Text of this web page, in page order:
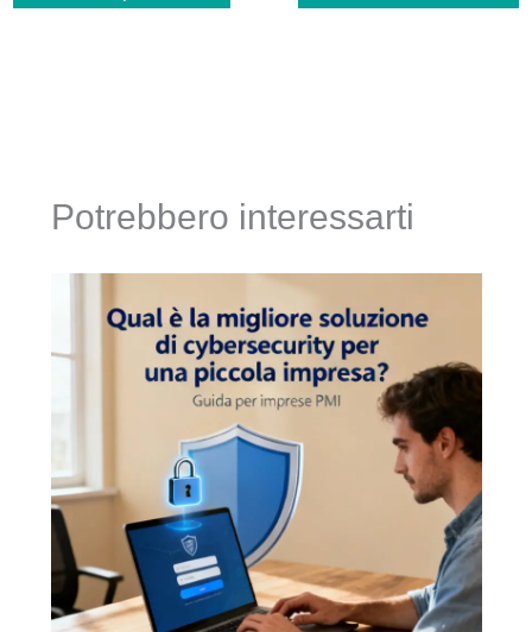
Potrebbero interessarti